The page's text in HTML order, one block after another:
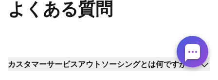
よくある質問
カスタマーサービスアウトソーシングとは何ですか？